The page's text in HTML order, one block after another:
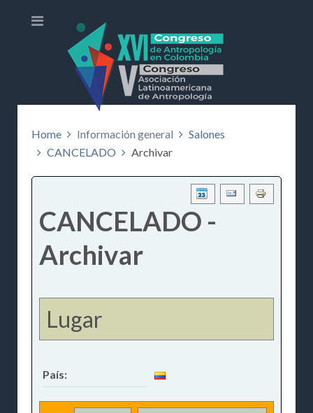
Home Información general
Salones
CANCELADO
Archivar
CANCELADO -
Archivar
Lugar
País: